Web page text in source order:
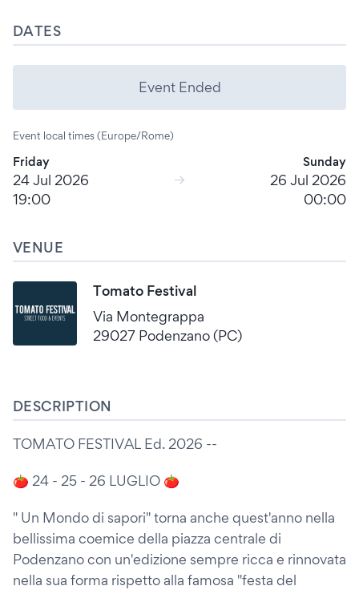
DATES
Event Ended
Event local times (Europe/Rome)
Friday
24 Jul 2026
19:00
Sunday
26 Jul 2026
00:00
VENUE
Tomato Festival
Via Montegrappa
29027 Podenzano (PC)
DESCRIPTION
TOMATO FESTIVAL Ed. 2026 --
🍅 24 - 25 - 26 LUGLIO 🍅
" Un Mondo di sapori" torna anche quest'anno nella
bellissima coemice della piazza centrale di
Podenzano con un'edizione sempre ricca e rinnovata
nella sua forma rispetto alla famosa "festa del